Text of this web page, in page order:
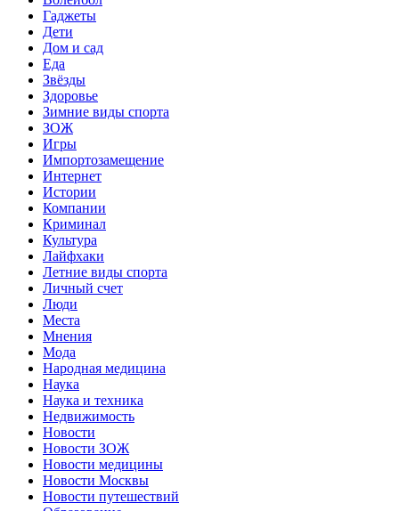
Гаджеты
Дети
Дом и сад
Еда
Звёзды
Здоровье
Зимние виды спорта
ЗОЖ
Игры
Импортозамещение
Интернет
Истории
Компании
Криминал
Культура
Лайфхаки
Летние виды спорта
Личный счет
Люди
Места
Мнения
Мода
Народная медицина
Наука
Наука и техника
Недвижимость
Новости
Новости ЗОЖ
Новости медицины
Новости Москвы
Новости путешествий